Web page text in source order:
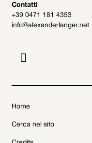
Contatti
+39 0471 181 4353
info@alexanderlanger.net

Home
Cerca nel sito